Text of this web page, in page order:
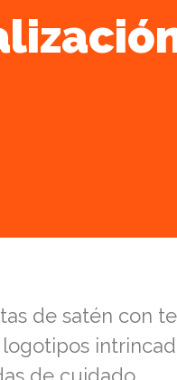
de satén con